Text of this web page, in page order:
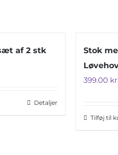
af 2 stk
Detaljer
Stok
399.00
Tilføj til